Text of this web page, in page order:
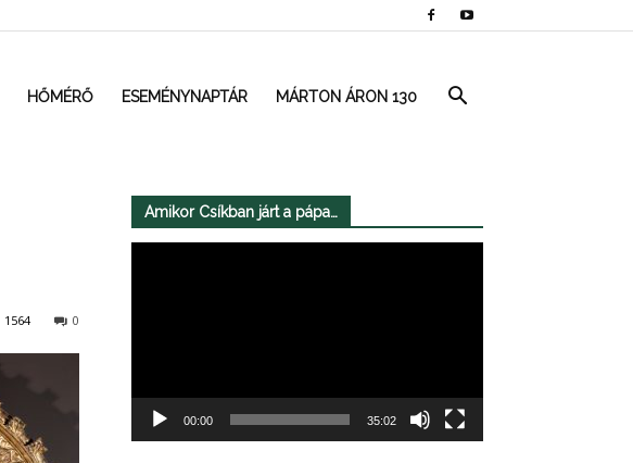
HŐMÉRŐ ESEMÉNYNAPTÁR MÁRTON ÁRON 130
0
1564
Amikor Csíkban járt a pápa…
00:00 35:02